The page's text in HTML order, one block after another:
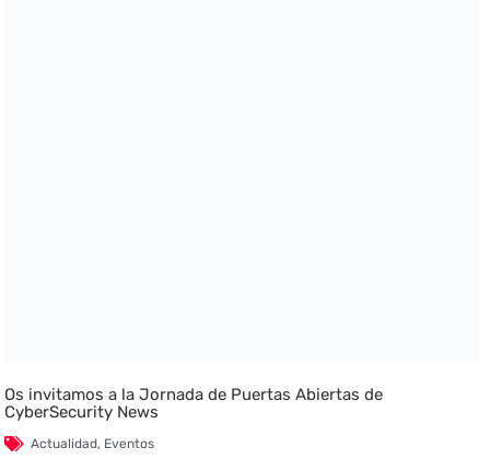
Os invitamos a la Jornada de Puertas Abiertas de
CyberSecurity News
Actualidad, Eventos